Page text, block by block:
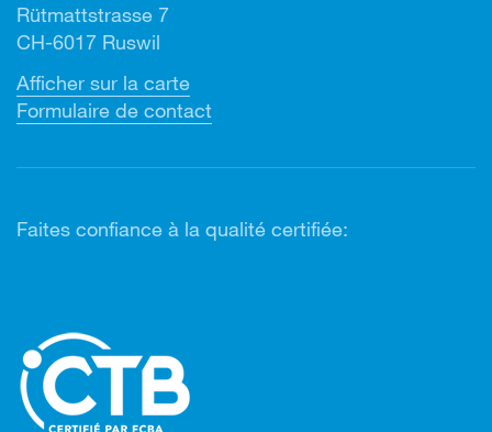
Rütmattstrasse 7
CH-6017 Ruswil
Afficher sur la carte
Formulaire de contact
Faites confiance à la qualité certifiée: